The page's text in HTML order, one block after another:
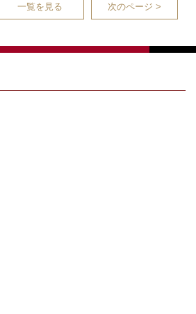
一覧を見る 次のページ >